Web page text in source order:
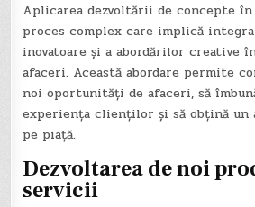
Aplicarea dezvoltării de concepte
proces complex care implică
inovatoare și a abordărilor creative
afaceri. Această abordare permite
noi oportunități de afaceri, să
experiența clienților și să obțină un
pe piață.
Dezvoltarea de noi
servicii